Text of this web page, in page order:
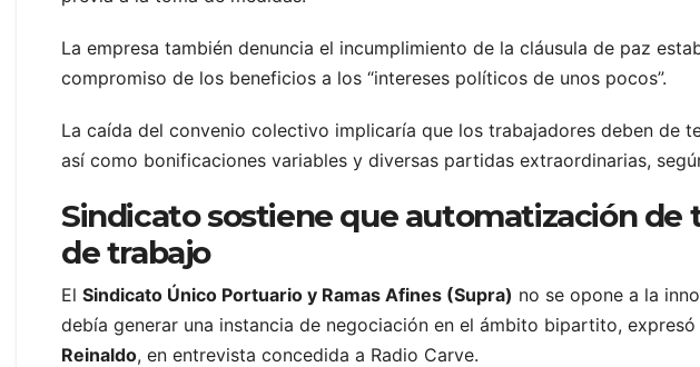
La empresa también denuncia el incumplimiento de la cláusula de paz
compromiso de los beneficios a los “intereses políticos de unos pocos”.
La caída del convenio colectivo implicaría que los trabajadores deben de
así como bonificaciones variables y diversas partidas extraordinarias,
Sindicato sostiene que automatización de
de trabajo
El Sindicato Único Portuario y Ramas Afines (Supra) no se opone a la
debía generar una instancia de negociación en el ámbito bipartito,
Reinaldo, en entrevista concedida a Radio Carve.